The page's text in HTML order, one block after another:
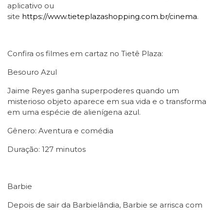
aplicativo ou
site https://www.tieteplazashopping.com.br/cinema.
Confira os filmes em cartaz no Tietê Plaza:
Besouro Azul
Jaime Reyes ganha superpoderes quando um
misterioso objeto aparece em sua vida e o transforma
em uma espécie de alienígena azul.
Gênero: Aventura e comédia
Duração: 127 minutos
Barbie
Depois de sair da Barbielândia, Barbie se arrisca com